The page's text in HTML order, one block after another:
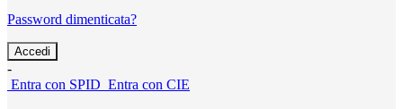
Password dimenticata?
-
Entra con SPID Entra con CIE